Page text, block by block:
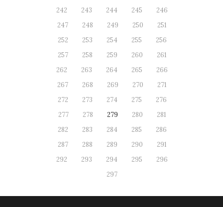
242
243 244 245
246
247
248 249 250
251
252
253 254 255
256
257
258 259 260
261
262
263 264 265
266
267
268 269 270
271
272
273 274 275
276
277
278 279 280
281
282
283 284 285
286
287
288 289 290
291
292
293 294 295
296
297